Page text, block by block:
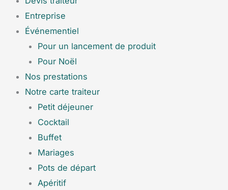
Entreprise
Événementiel
Pour un lancement de produit
Pour Noël
Nos prestations
Notre carte traiteur
Petit déjeuner
Cocktail
Buffet
Mariages
Pots de départ
Apéritif